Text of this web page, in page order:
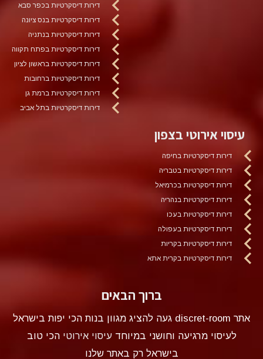
דירות דיסקרטיות בכפר סבא
דירות דיסקרטיות בנס ציונה
דירות דיסקרטיות בנתניה
דירות דיסקרטיות בפתח תקווה
דירות דיסקרטיות בראשון לציון
דירות דיסקרטיות ברחובות
דירות דיסקרטיות ברמת גן
דירות דיסקרטיות בתל אביב
עיסוי אירוטי בצפון
דירות דיסקרטיות בחיפה
דירות דיסקרטיות בטבריה
דירות דיסקרטיות בכרמיאל
דירות דיסקרטיות בנהריה
דירות דיסקרטיות בעכו
דירות דיסקרטיות בעפולה
דירות דיסקרטיות בקריות
דירות דיסקרטיות בקרית אתא
ברוך הבאים
אתר discret-room געה להציג מגוון בנות הכי יפות בישראל
לעיסוי מרגיעה וחושני במיוחדעיסוי אירוטי הכי טוב
בישראל רק באתר שלנו